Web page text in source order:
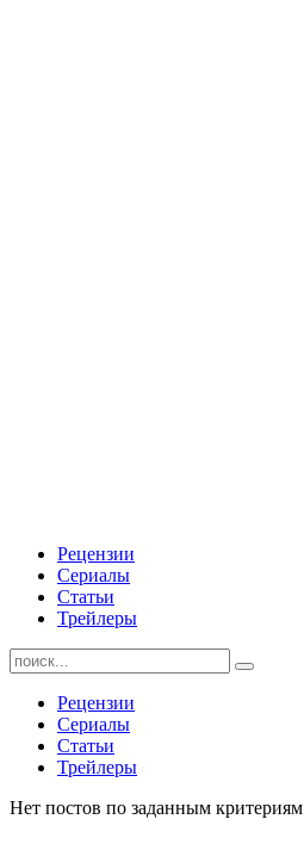
Рецензии
Сериалы
Статьи
Трейлеры
Найти:
Рецензии
Сериалы
Статьи
Трейлеры
Нет постов по заданным критериям